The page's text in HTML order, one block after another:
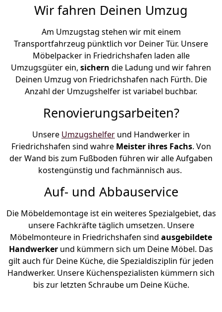
Wir fahren Deinen Umzug
Am Umzugstag stehen wir mit einem
Transportfahrzeug pünktlich vor Deiner Tür. Unsere
Möbelpacker in Friedrichshafen laden alle
Umzugsgüter ein, sichern die Ladung und wir fahren
Deinen Umzug von Friedrichshafen nach Fürth. Die
Anzahl der Umzugshelfer ist variabel buchbar.
Renovierungsarbeiten?
Unsere Umzugshelfer und Handwerker in
Friedrichshafen sind wahre Meister ihres Fachs. Von
der Wand bis zum Fußboden führen wir alle Aufgaben
kostengünstig und fachmännisch aus.
Auf- und Abbauservice
Die Möbeldemontage ist ein weiteres Spezialgebiet, das
unsere Fachkräfte täglich umsetzen. Unsere
Möbelmonteure in Friedrichshafen sind ausgebildete
Handwerker und kümmern sich um Deine Möbel. Das
gilt auch für Deine Küche, die Spezialdisziplin für jeden
Handwerker. Unsere Küchenspezialisten kümmern sich
bis zur letzten Schraube um Deine Küche.